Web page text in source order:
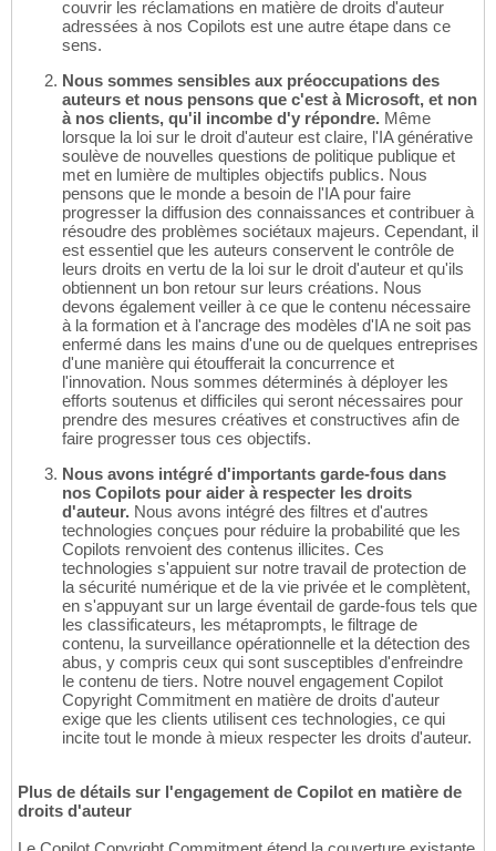
couvrir les réclamations en matière de droits d'auteur
adressées à nos Copilots est une autre étape dans ce
sens.
Nous sommes sensibles aux préoccupations des
auteurs et nous pensons que c'est à Microsoft, et non
à nos clients, qu'il incombe d'y répondre. Même
lorsque la loi sur le droit d'auteur est claire, l'IA générative
soulève de nouvelles questions de politique publique et
met en lumière de multiples objectifs publics. Nous
pensons que le monde a besoin de l'IA pour faire
progresser la diffusion des connaissances et contribuer à
résoudre des problèmes sociétaux majeurs. Cependant, il
est essentiel que les auteurs conservent le contrôle de
leurs droits en vertu de la loi sur le droit d'auteur et qu'ils
obtiennent un bon retour sur leurs créations. Nous
devons également veiller à ce que le contenu nécessaire
à la formation et à l'ancrage des modèles d'IA ne soit pas
enfermé dans les mains d'une ou de quelques entreprises
d'une manière qui étoufferait la concurrence et
l'innovation. Nous sommes déterminés à déployer les
efforts soutenus et difficiles qui seront nécessaires pour
prendre des mesures créatives et constructives afin de
faire progresser tous ces objectifs.
Nous avons intégré d'importants garde-fous dans
nos Copilots pour aider à respecter les droits
d'auteur. Nous avons intégré des filtres et d'autres
technologies conçues pour réduire la probabilité que les
Copilots renvoient des contenus illicites. Ces
technologies s'appuient sur notre travail de protection de
la sécurité numérique et de la vie privée et le complètent,
en s'appuyant sur un large éventail de garde-fous tels que
les classificateurs, les métaprompts, le filtrage de
contenu, la surveillance opérationnelle et la détection des
abus, y compris ceux qui sont susceptibles d'enfreindre
le contenu de tiers. Notre nouvel engagement Copilot
Copyright Commitment en matière de droits d'auteur
exige que les clients utilisent ces technologies, ce qui
incite tout le monde à mieux respecter les droits d'auteur.
Plus de détails sur l'engagement de Copilot en matière de
droits d'auteur